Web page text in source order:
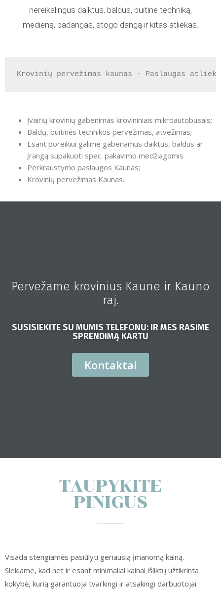
nereikalingus daiktus, baldus, buitine techniką,
medieną, padangas, stogo dangą ir kitas atliekas.
Krovinių pervežimas kaunas - Paslaugas
Įvairių krovinių gabenimas krovininiais mikroautobusais;
Baldų, buitinės technikos pervežimas, atvežimas;
Esant poreikiui galime gabenamus daiktus, baldus ar
įrangą supakuoti spec. pakavimo medžiagomis
Perkraustymo paslaugos Kaunas;
Krovinių pervežimas Kaunas.
Pervežame krovinius Kaune ir Kauno
raj.
SUSISIEKITE SU MUMIS TELEFONU: IR MES RASIME
SPRENDIMĄ KARTU
Kontaktai
TAUPYKITE
PINIGUS
Visada stengiamės pasiūlyti geriausią įmanomą kainą.
Siekiame, kad net ir esant minimaliai kainai išliktų užtikrinta
kokybė, kurią garantuoja tvarkingi ir atsakingi darbuotojai.